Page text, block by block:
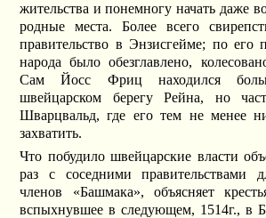
жительства и понемногу начать даже
родные места. Более всего
правительство в Энзисгейме; по его
народа было обезглавлено,
Сам Йосс Фриц находился
швейцарском берегу Рейна, но
Шварцвальд, где его тем не менее
захватить.
Что побудило швейцарские власти
раз с соседними правительствами
членов «Башмака», объясняет
вспыхнувшее в следующем, 1514г., в